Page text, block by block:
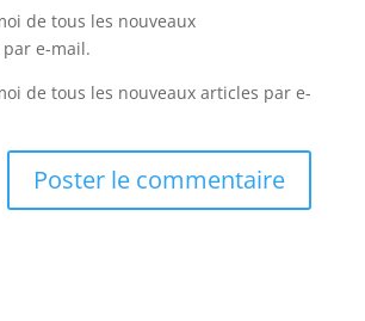
de tous les nouveaux
e-mail.
de tous les nouveaux articles par e-